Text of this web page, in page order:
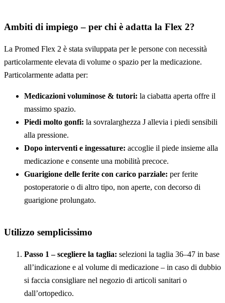
Ambiti di impiego – per chi è adatta la Flex 2?
La Promed Flex 2 è stata sviluppata per le persone con necessità
particolarmente elevata di volume o spazio per la medicazione.
Particolarmente adatta per:
Medicazioni voluminose & tutori: la ciabatta aperta offre il
massimo spazio.
Piedi molto gonfi: la sovralarghezza J allevia i piedi sensibili
alla pressione.
Dopo interventi e ingessature: accoglie il piede insieme alla
medicazione e consente una mobilità precoce.
Guarigione delle ferite con carico parziale: per ferite
postoperatorie o di altro tipo, non aperte, con decorso di
guarigione prolungato.
Utilizzo semplicissimo
Passo 1 – scegliere la taglia: selezioni la taglia 36–47 in base
all’indicazione e al volume di medicazione – in caso di dubbio
si faccia consigliare nel negozio di articoli sanitari o
dall’ortopedico.